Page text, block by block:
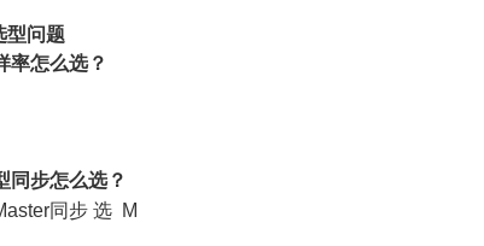
型问题
率怎么选？
同步怎么选？
同步 选 M